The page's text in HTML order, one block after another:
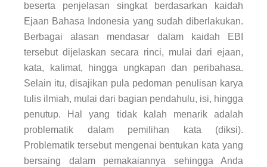
beserta penjelasan singkat berdasarkan kaidah
Ejaan Bahasa Indonesia yang sudah diberlakukan.
Berbagai alasan mendasar dalam kaidah EBI
tersebut dijelaskan secara rinci, mulai dari ejaan,
kata, kalimat, hingga ungkapan dan peribahasa.
Selain itu, disajikan pula pedoman penulisan karya
tulis ilmiah, mulai dari bagian pendahulu, isi, hingga
penutup. Hal yang tidak kalah menarik adalah
problematik dalam pemilihan kata (diksi).
Problematik tersebut mengenai bentukan kata yang
bersaing dalam pemakaiannya sehingga Anda